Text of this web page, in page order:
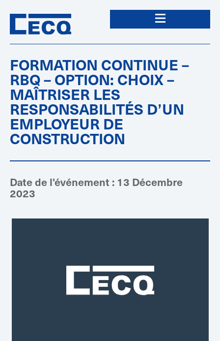
FORMATION CONTINUE –
RBQ – OPTION: CHOIX –
MAÎTRISER LES
RESPONSABILITÉS D’UN
EMPLOYEUR DE
CONSTRUCTION
Date de l'événement : 13 Décembre
2023